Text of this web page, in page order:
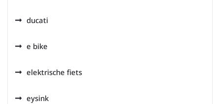
ducati
e bike
elektrische fiets
eysink